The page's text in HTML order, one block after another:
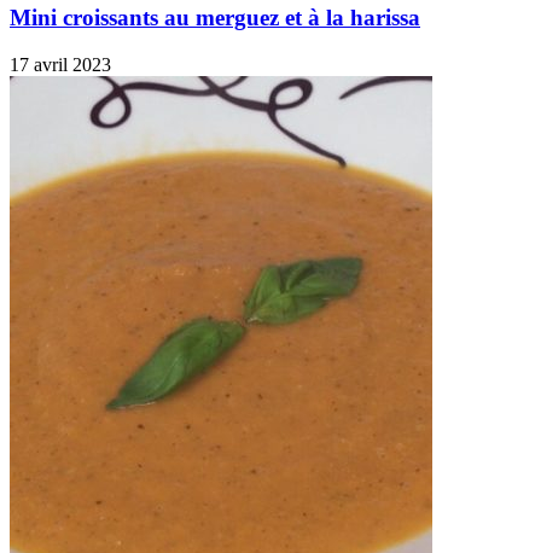
Mini croissants au merguez et à la harissa
17 avril 2023